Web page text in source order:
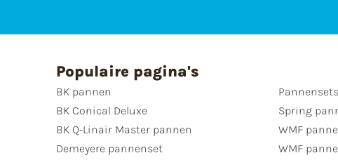
Populaire pagina's
BK pannen
BK Conical Deluxe
BK Q-Linair Master pannen
Demeyere pannenset
Spring
WMF
WMF